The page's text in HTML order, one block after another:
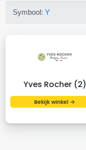
Symbool:Y
Yves Rocher (2)
Bekijk winkel →